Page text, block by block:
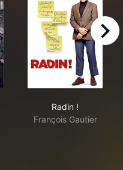
Radin !
François Gautier
right